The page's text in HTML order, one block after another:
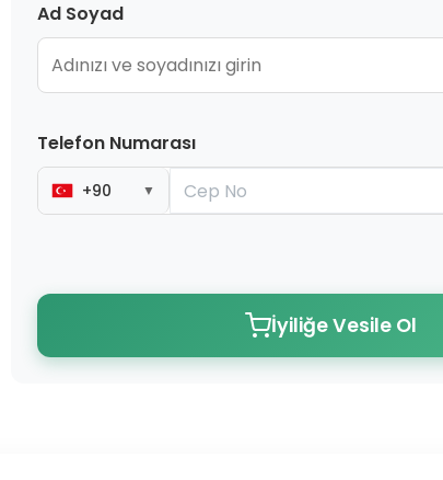
Ad Soyad
Telefon Numarası
+90 ▼
İyiliğe Vesile Ol